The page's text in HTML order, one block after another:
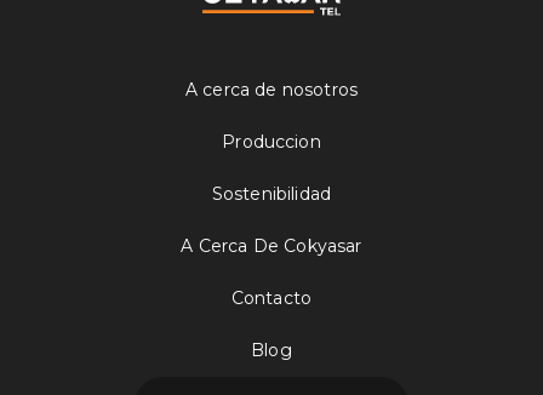
A cerca de nosotros
Produccion
Sostenibilidad
A Cerca De Cokyasar
Contacto
Blog